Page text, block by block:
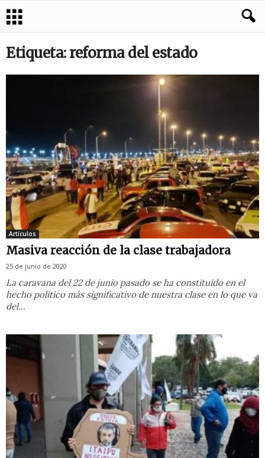
Etiqueta: reforma del estado
Artículos
Masiva reacción de la clase trabajadora
25 de junio de 2020
La caravana del 22 de junio pasado se ha constituido en el
hecho político más significativo de nuestra clase en lo que va
del...